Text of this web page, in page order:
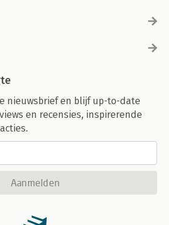
nieuwsbrief en blijf up-to-date
en recensies, inspirerende
Aanmelden